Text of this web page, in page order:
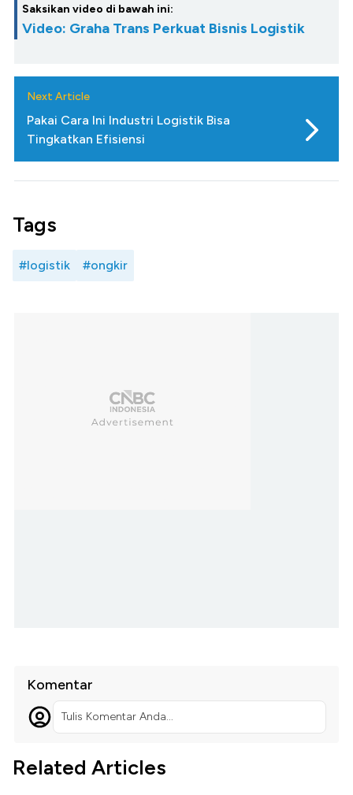
Saksikan video di bawah ini:
Video: Graha Trans Perkuat Bisnis Logistik
Next Article
Pakai Cara Ini Industri Logistik Bisa
Tingkatkan Efisiensi
Tags
#logistik #ongkir
Komentar
Tulis Komentar Anda...
Related Articles